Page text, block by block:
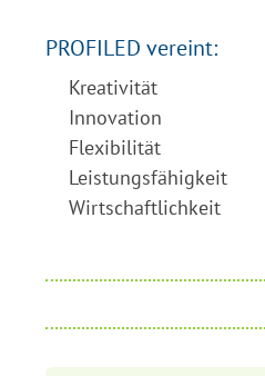
PROFILED vereint:
Kreativität
Innovation
Flexibilität
Leistungsfähigkeit
Wirtschaftlichkeit